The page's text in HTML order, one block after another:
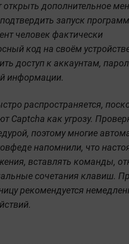
открыть дополнительное
запуск
человек фактически
код на своём
доступ к аккаунтам,
информации.
распространяется,
Captcha как угрозу.
поэтому многие
напомнили, что
вставлять команды,
сочетания клавиш.
рекомендуется